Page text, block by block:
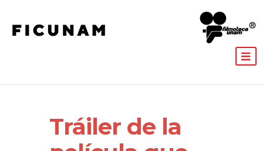
Tráiler de la